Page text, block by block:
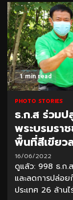
1 min read
PHOTO STORIES
ธ.ก.ส ร่วมป
พระบรมรา
พื้นที่สีเขียว
16/06/2022
ดูแล้ว: 998 ธ.ก.
และลดการปล่อย
ประเทศ 26 ล้านไ